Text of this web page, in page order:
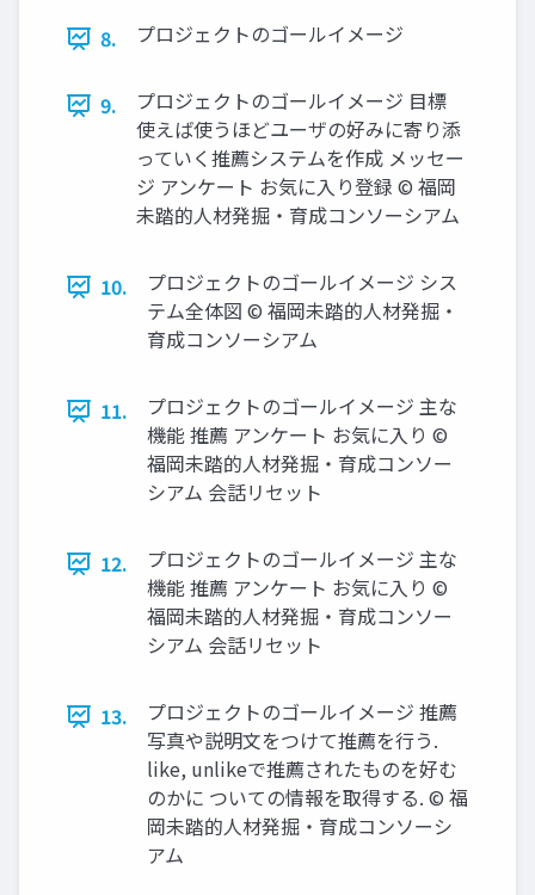
8. プロジェクトのゴールイメージ
9.
プロジェクトのゴールイメージ 目標
使えば使うほどユーザの好みに寄り添
っていく推薦システムを作成 メッセー
ジ アンケート お気に入り登録 © 福岡
未踏的人材発掘・育成コンソーシアム
10.
プロジェクトのゴールイメージ シス
テム全体図 © 福岡未踏的人材発掘・
育成コンソーシアム
11.
プロジェクトのゴールイメージ 主な
機能 推薦 アンケート お気に入り ©
福岡未踏的人材発掘・育成コンソー
シアム 会話リセット
12.
プロジェクトのゴールイメージ 主な
機能 推薦 アンケート お気に入り ©
福岡未踏的人材発掘・育成コンソー
シアム 会話リセット
13.
プロジェクトのゴールイメージ 推薦
写真や説明文をつけて推薦を行う.
like, unlikeで推薦されたものを好む
のかに ついての情報を取得する. © 福
岡未踏的人材発掘・育成コンソーシ
アム